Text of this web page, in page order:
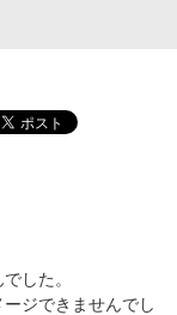
した。
ジできませんでし